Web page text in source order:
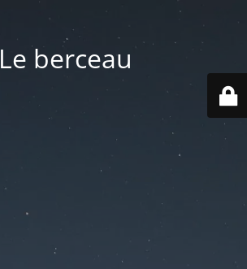
Le berceau